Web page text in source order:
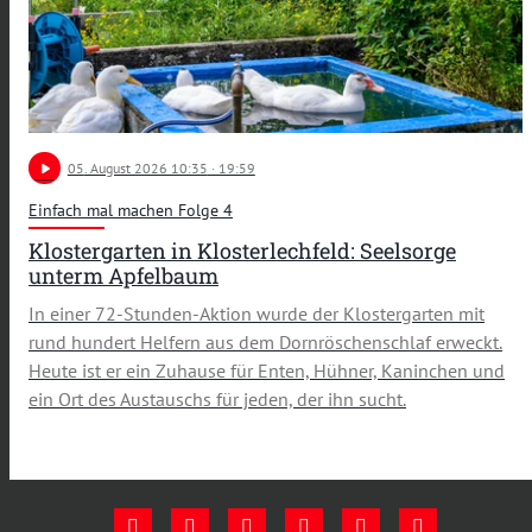
play_arrow 05 . August 2026 10:35 · 19:59
Einfach mal machen Folge 4
Klostergarten in Klosterlechfeld: Seelsorge
unterm Apfelbaum
In einer 72-Stunden-Aktion wurde der Klostergarten mit
rund hundert Helfern aus dem Dornröschenschlaf erweckt.
Heute ist er ein Zuhause für Enten, Hühner, Kaninchen und
ein Ort des Austauschs für jeden, der ihn sucht.